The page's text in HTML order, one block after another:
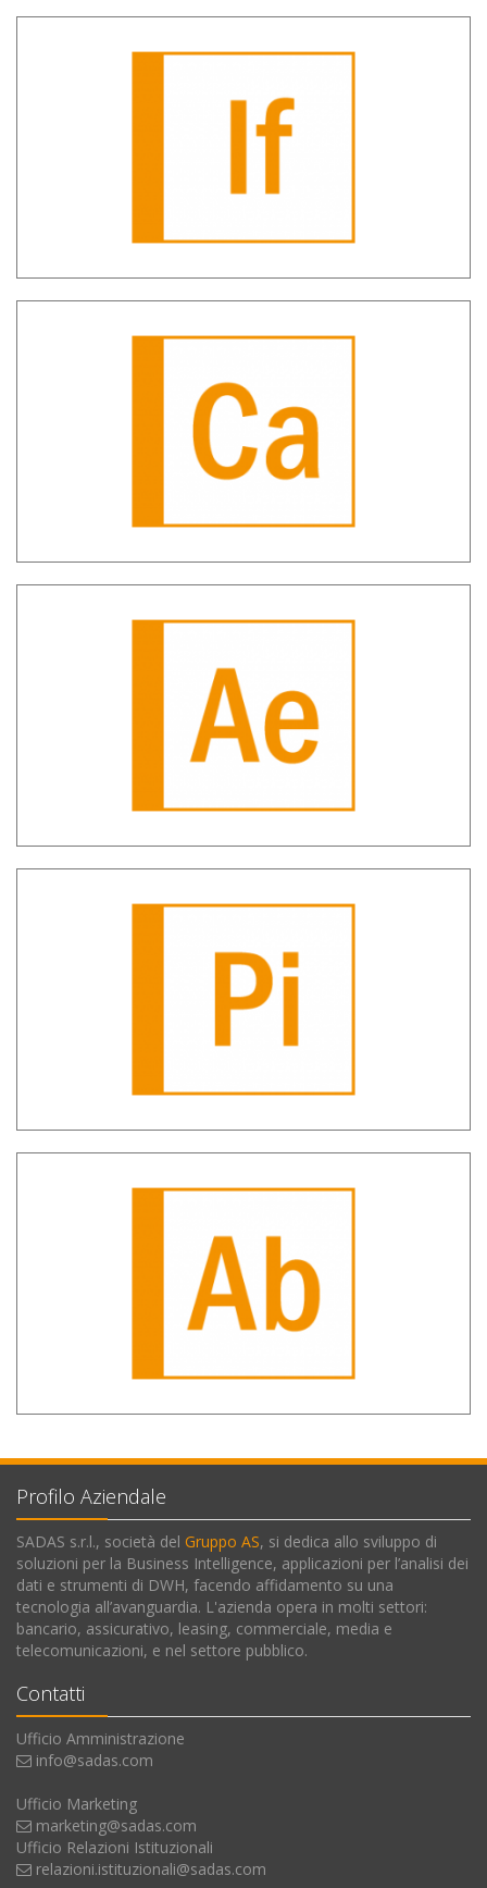
SH IF – Individuazione comportamenti
anomali illeciti fiscali
SH Cash – Dashboard movimentazione
contante
SH ADE – Comunicazioni Agenzia delle
Entrate
SH PIG – Pignoramenti
SH AB – accertamenti bancari
Profilo Aziendale
SADAS s.r.l., società del Gruppo AS, si dedica allo sviluppo di
soluzioni per la Business Intelligence, applicazioni per l’analisi dei
dati e strumenti di DWH, facendo affidamento su una
tecnologia all’avanguardia. L'azienda opera in molti settori:
bancario, assicurativo, leasing, commerciale, media e
telecomunicazioni, e nel settore pubblico.
Contatti
Ufficio Amministrazione
info@sadas.com
Ufficio Marketing
marketing@sadas.com
Ufficio Relazioni Istituzionali
relazioni.istituzionali@sadas.com